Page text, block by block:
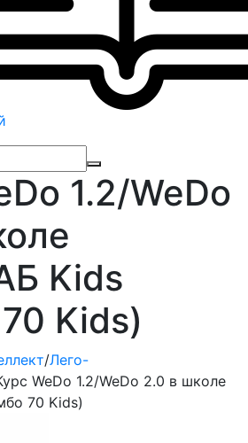
1.2/WeDo
Kids
Kids)
/Лего-
WeDo 1.2/WeDo 2.0 в школе
70 Kids)